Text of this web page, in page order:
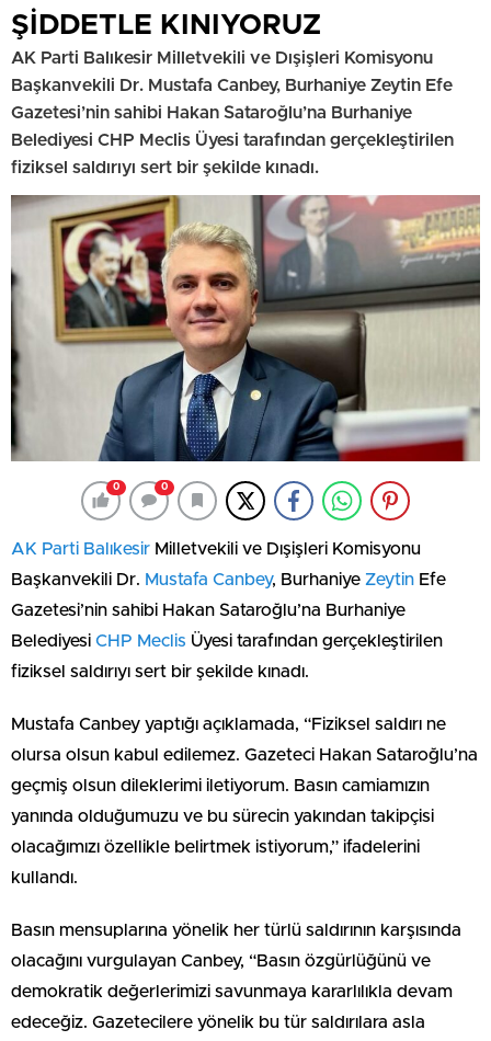
ŞİDDETLE KINIYORUZ
AK Parti Balıkesir Milletvekili ve Dışişleri Komisyonu
Başkanvekili Dr. Mustafa Canbey, Burhaniye Zeytin Efe
Gazetesi’nin sahibi Hakan Sataroğlu’na Burhaniye
Belediyesi CHP Meclis Üyesi tarafından gerçekleştirilen
fiziksel saldırıyı sert bir şekilde kınadı.
0 0
AK Parti Balıkesir Milletvekili ve Dışişleri Komisyonu
Başkanvekili Dr. Mustafa Canbey, Burhaniye Zeytin Efe
Gazetesi’nin sahibi Hakan Sataroğlu’na Burhaniye
Belediyesi CHP Meclis Üyesi tarafından gerçekleştirilen
fiziksel saldırıyı sert bir şekilde kınadı.
Mustafa Canbey yaptığı açıklamada, “Fiziksel saldırı ne
olursa olsun kabul edilemez. Gazeteci Hakan Sataroğlu’na
geçmiş olsun dileklerimi iletiyorum. Basın camiamızın
yanında olduğumuzu ve bu sürecin yakından takipçisi
olacağımızı özellikle belirtmek istiyorum,” ifadelerini
kullandı.
Basın mensuplarına yönelik her türlü saldırının karşısında
olacağını vurgulayan Canbey, “Basın özgürlüğünü ve
demokratik değerlerimizi savunmaya kararlılıkla devam
edeceğiz. Gazetecilere yönelik bu tür saldırılara asla